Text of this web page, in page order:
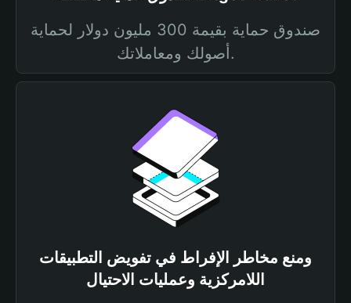
صندوق حماية بقيمة 300 مليون دولار لحماية
أصولك ومعاملاتك.
ومنع مخاطر الإفراط في تفويض التطبيقات
اللامركزية وعمليات الاحتيال